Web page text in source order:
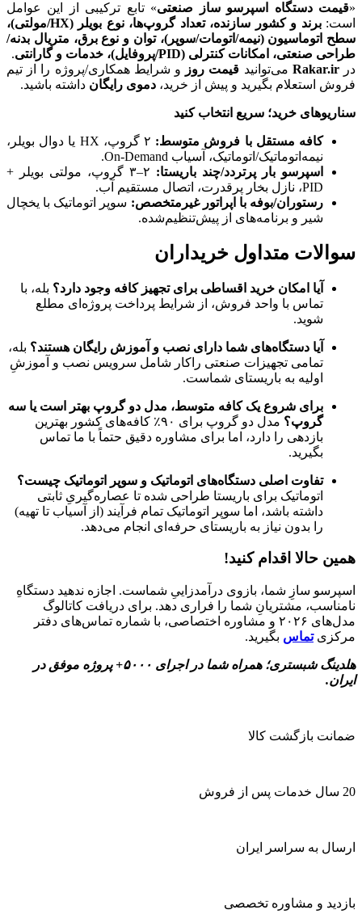
«قیمت دستگاه اسپرسو ساز صنعتی» تابع ترکیبی از این عوامل
است:برند و کشور سازنده، تعداد گروپ‌ها، نوع بویلر (HX/ مولتی)،
سطح اتوماسیون (نیمه/اتومات/سوپر)، توان و نوع برق، متریال بدنه/
طراحی صنعتی، امکانات کنترلی (PID/ پروفایل)، خدمات و گارانتی.
درRakar.ir می‌توانید قیمت روز و شرایط همکاری/پروژه را از تیم
فروش استعلام بگیرید و پیش از خرید، دموی رایگان داشته باشید.
سناریوهای خرید؛ سریع انتخاب کنید
کافه مستقل با فروش متوسط:
۲ گروپ، HX یا دوال بویلر،
نیمه‌اتوماتیک/اتوماتیک، آسیاب On-Demand.
اسپرسو بار پرتردد/چند باریستا:
۲–۳ گروپ، مولتی بویلر +
PID، نازل بخار پرقدرت، اتصال مستقیم آب.
رستوران/بوفه با اپراتور غیرمتخصص: سوپر اتوماتیک با یخچال
شیر و برنامه‌های از پیش‌تنظیم‌شده.
سوالات متداول خریداران
آیا امکان خرید اقساطی برای تجهیز کافه وجود دارد؟ بله، با
تماس با واحد فروش، از شرایط پرداخت پروژه‌ای مطلع
شوید.
آیا دستگاه‌های شما دارای نصب و آموزش رایگان هستند؟ بله،
تمامی تجهیزات صنعتی راکار شامل سرویس نصب و آموزشِ
اولیه به باریستای شماست.
برای شروع یک کافه متوسط، مدل دو گروپ بهتر است یا سه
گروپ؟
مدل دو گروپ برای ۹۰٪ کافه‌های کشور بهترین
بازدهی را دارد، اما برای مشاوره دقیق حتماً با ما تماس
بگیرید.
تفاوت اصلی دستگاه‌های اتوماتیک و سوپر اتوماتیک چیست؟
اتوماتیک برای باریستا طراحی شده تا عصاره‌گیریِ ثابتی
داشته باشد، اما سوپر اتوماتیک تمام فرآیند (از آسیاب تا تهیه)
را بدون نیاز به باریستای حرفه‌ای انجام می‌دهد.
همین حالا اقدام کنید!
اسپرسو سازِ شما، بازوی درآمدزاییِ شماست. اجازه ندهید دستگاهِ
نامناسب، مشتریانِ شما را فراری دهد. برای دریافت کاتالوگ
مدل‌های ۲۰۲۶ و مشاوره اختصاصی، با شماره تماس‌های دفتر
مرکزیتماس بگیرید.
هلدینگ شبستری؛ همراه شما در اجرای ۵۰۰۰+ پروژه موفق در
ایران.
ضمانت بازگشت کالا
20 سال خدمات پس از فروش
ارسال به سراسر ایران
بازدید و مشاوره تخصصی